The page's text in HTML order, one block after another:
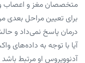
متخصصان مغز و اعصاب و
برای تعیین مراحل بعدی
درمان پاسخ نمی‌داد و
آیا با توجه به
آدنوویروس او مرتبط باشد